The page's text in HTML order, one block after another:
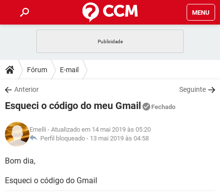
MENU
CELULAR
OUTLOOK
INSTAGRAM GMAIL
GUIA DE COMPRAS
DICAS
JOGOS
INSTAGRAM GMAIL
GUIA DE COMPRAS
DOWNLOADS
JOGOS WHATSAPP
CELULAR
OUTLOOK EXCEL
INSTAGRAM
FÓRUM
JOGOS WHATSAPP
CELULAR
OUTLOOK
INSTAGRAM
GLOSSÁRIO
JOGOS
Fórum E-mail
Anterior Seguinte
Esqueci o código do meu Gmail Fechado
Emelli - Atualizado em 14 mai 2019 às 05:20
Perfil bloqueado - 13 mai 2019 às 04:58
Bom dia,
Esqueci o código do Gmail